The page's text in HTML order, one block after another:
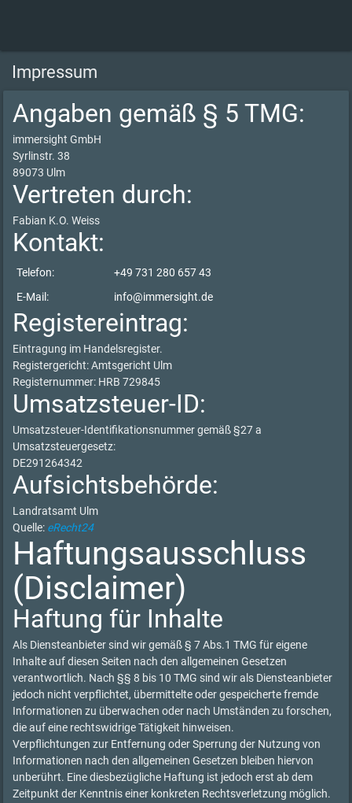
Impressum
Angaben gemäß § 5 TMG:
immersight GmbH
Syrlinstr. 38
89073 Ulm
Vertreten durch:
Fabian K.O. Weiss
Kontakt:
Telefon:
+49 731 280 657 43
E-Mail:
info@immersight.de
Registereintrag:
Eintragung im Handelsregister.
Registergericht: Amtsgericht Ulm
Registernummer: HRB 729845
Umsatzsteuer-ID:
Umsatzsteuer-Identifikationsnummer gemäß §27 a
Umsatzsteuergesetz:
DE291264342
Aufsichtsbehörde:
Landratsamt Ulm
Quelle: eRecht24
Haftungsausschluss
(Disclaimer)
Haftung für Inhalte
Als Diensteanbieter sind wir gemäß § 7 Abs.1 TMG für eigene
Inhalte auf diesen Seiten nach den allgemeinen Gesetzen
verantwortlich. Nach §§ 8 bis 10 TMG sind wir als Diensteanbieter
jedoch nicht verpflichtet, übermittelte oder gespeicherte fremde
Informationen zu überwachen oder nach Umständen zu forschen,
die auf eine rechtswidrige Tätigkeit hinweisen.
Verpflichtungen zur Entfernung oder Sperrung der Nutzung von
Informationen nach den allgemeinen Gesetzen bleiben hiervon
unberührt. Eine diesbezügliche Haftung ist jedoch erst ab dem
Zeitpunkt der Kenntnis einer konkreten Rechtsverletzung möglich.